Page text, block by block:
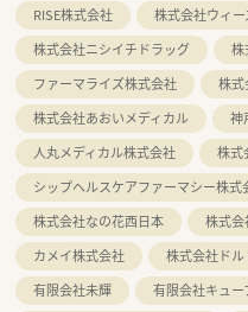
RISE株式会社
株式会社ウィー
株式会社ニシイチドラッグ
株
ファーマライズ株式会社
株
株式会社あおいメディカル
人丸メディカル株式会社
株式
シップヘルスケアファーマシー株式
株式会社なの花西日本
株式
カメイ株式会社
株式会社ド
有限会社未輝
有限会社キュー